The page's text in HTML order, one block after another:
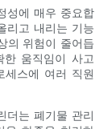
성에 매우 중요합
리고 내리는 기능
의 위험이 줄어듭
움직임이 사고
세스에 여러 직원
더는 폐기물 관리